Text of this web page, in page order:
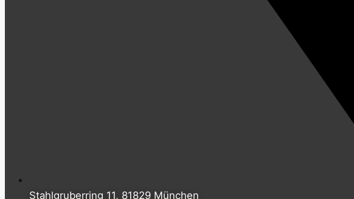
Stahlgruberring 11, 81829 München